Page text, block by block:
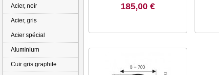
185,00 €
Acier, noir
Acier, gris
Acier spécial
Aluminium
Cuir gris graphite